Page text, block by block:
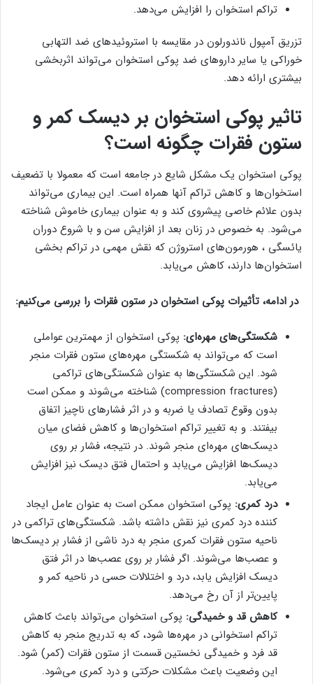
تراکم استخوان را افزایش می‌دهد.
تزریق آمپول ناندورلون در مقایسه با استروئیدهای ضد التهابی
خوراکی یا سایر داروهای ضد پوکی استخوان می‌تواند اثربخشی
بیشتری ارائه دهد.
تاثیر پوکی استخوان بر دیسک کمر و
ستون فقرات چگونه است؟
پوکی استخوان یک مشکل شایع در جامعه است که معمولا با تضعیف
استخوان‌ها و کاهش تراکم آنها همراه است. این بیماری می‌تواند
بدون علائم خاصی پیشروی کند و به عنوان بیماری خاموش شناخته
می‌شود. به خصوص در زنان بعد از افزایش سن و با شروع دوران
یائسگی ، هورمون‌های استروژن که نقش مهمی در تراکم بخشی
استخوان‌ها دارند، کاهش می‌یابد.
در ادامه، تأثیرات پوکی استخوان در ستون فقرات را بررسی می‌کنیم:
شکستگی‌های مهره‌ای: پوکی استخوان از مهمترین عواملی
است که می‌تواند به شکستگی مهره‌های ستون فقرات منجر
شود. این شکستگی‌ها به عنوان شکستگی‌های تراکمی
(compression fractures) شناخته می‌شوند و ممکن است
بدون وقوع تصادف یا ضربه و در اثر فشارهای ناچیز اتفاق
بیفتند. و به تغییر تراکم استخوان‌ها و کاهش فضای میان
دیسک‌های مهره‌ای منجر شوند. در نتیجه، فشار بر روی
دیسک‌ها افزایش می‌یابد و احتمال فتق دیسک نیز افزایش
می‌یابد.
درد کمری: پوکی استخوان ممکن است به عنوان عامل ایجاد
کننده درد کمری نیز نقش داشته باشد. شکستگی‌های تراکمی در
ناحیه ستون فقرات کمری منجر به درد ناشی از فشار بر دیسک‌ها
و عصب‌ها می‌شوند. اگر فشار بر روی عصب‌ها در اثر فتق
دیسک افزایش یابد، درد و اختلالات حسی در ناحیه کمر و
پایین‌تر از آن رخ می‌دهد.
کاهش قد و خمیدگی: پوکی استخوان می‌تواند باعث کاهش
تراکم استخوانی در مهره‌ها شود، که به تدریج منجر به کاهش
قد فرد و خمیدگی نخستین قسمت از ستون فقرات (کمر) شود.
این وضعیت باعث مشکلات حرکتی و درد کمری می‌شود.